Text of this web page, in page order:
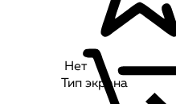
Нет
Тип экрана